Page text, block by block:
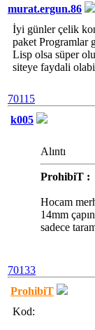
murat.ergun.86
İyi günler çelik
paket Programlar
Lisp olsa süper
siteye faydali
70115
k005
Alıntı
ProhibiT :
Hocam
14mm
sadece
70133
ProhibiT
Kod: